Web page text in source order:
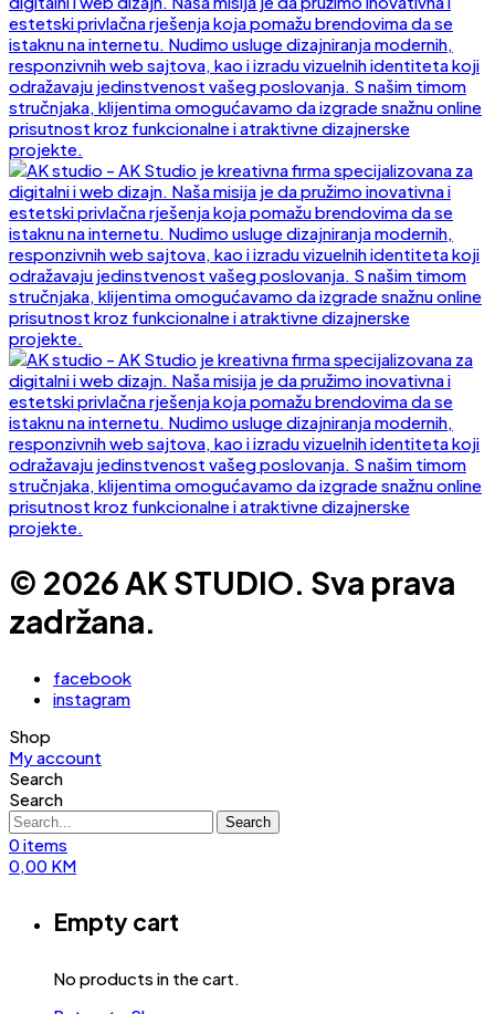
© 2026 AK STUDIO. Sva prava
zadržana.
facebook
instagram
Shop
My account
Search
Search
Search
0items
0,00 KM
Empty cart
No products in the cart.